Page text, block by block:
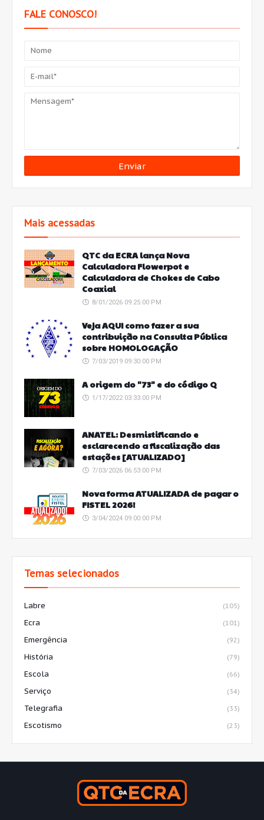
FALE CONOSCO!
Mais acessadas
QTC da ECRA lança Nova
Calculadora Flowerpot e
Calculadora de Chokes de Cabo
Coaxial
8/01/2026 09:25:00 PM
Veja AQUI como fazer a sua
contribuição na Consulta Pública
sobre HOMOLOGAÇÃO
7/03/2019 09:30:00 PM
A origem do "73" e do código Q
1/17/2022 03:33:00 PM
ANATEL: Desmistificando e
esclarecendo a fiscalização das
estações [ATUALIZADO]
7/03/2026 06:53:00 PM
Nova forma ATUALIZADA de pagar o
FISTEL 2026!
3/04/2024 09:00:00 PM
Temas selecionados
Labre (105)
Ecra (101)
Emergência (92)
História (79)
Escola (66)
Serviço (34)
Telegrafia (33)
Escotismo (23)